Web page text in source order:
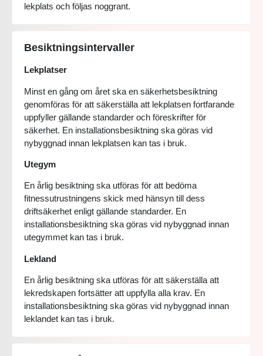
lekplats och följas noggrant.
Besiktningsintervaller
Lekplatser
Minst en gång om året ska en säkerhetsbesiktning
genomföras för att säkerställa att lekplatsen fortfarande
uppfyller gällande standarder och föreskrifter för
säkerhet. En installationsbesiktning ska göras vid
nybyggnad innan lekplatsen kan tas i bruk.
Utegym
En årlig besiktning ska utföras för att bedöma
fitnessutrustningens skick med hänsyn till dess
driftsäkerhet enligt gällande standarder. En
installationsbesiktning ska göras vid nybyggnad innan
utegymmet kan tas i bruk.
Lekland
En årlig besiktning ska utföras för att säkerställa att
lekredskapen fortsätter att uppfylla alla krav. En
installationsbesiktning ska göras vid nybyggnad innan
leklandet kan tas i bruk.